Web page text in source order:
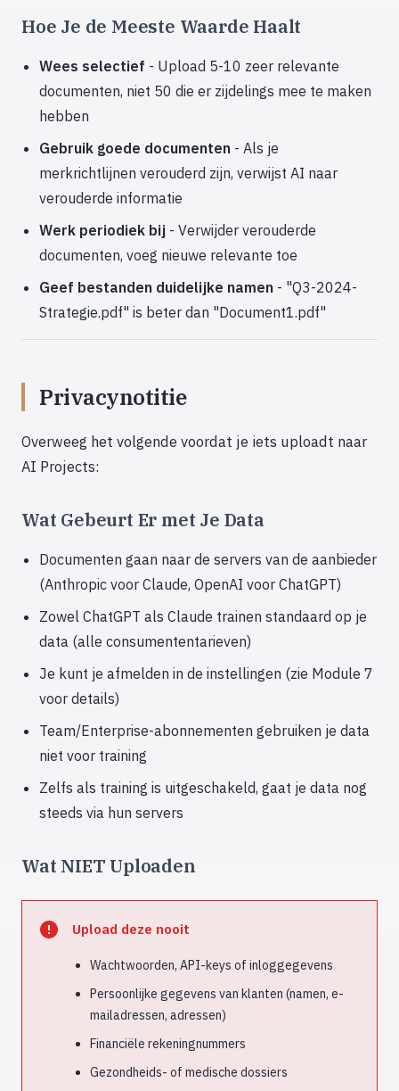
Hoe Je de Meeste Waarde Haalt
Wees selectief - Upload 5-10 zeer relevante
documenten, niet 50 die er zijdelings mee te maken
hebben
Gebruik goede documenten - Als je
merkrichtlijnen verouderd zijn, verwijst AI naar
verouderde informatie
Werk periodiek bij - Verwijder verouderde
documenten, voeg nieuwe relevante toe
Geef bestanden duidelijke namen - "Q3-2024-
Strategie.pdf" is beter dan "Document1.pdf"
Privacynotitie
Overweeg het volgende voordat je iets uploadt naar
AI Projects:
Wat Gebeurt Er met Je Data
Documenten gaan naar de servers van de aanbieder
(Anthropic voor Claude, OpenAI voor ChatGPT)
Zowel ChatGPT als Claude trainen standaard op je
data (alle consumententarieven)
Je kunt je afmelden in de instellingen (zie Module 7
voor details)
Team/Enterprise-abonnementen gebruiken je data
niet voor training
Zelfs als training is uitgeschakeld, gaat je data nog
steeds via hun servers
Wat NIET Uploaden
Upload deze nooit
Wachtwoorden, API-keys of inloggegevens
Persoonlijke gegevens van klanten (namen, e-
mailadressen, adressen)
Financiële rekeningnummers
Gezondheids- of medische dossiers